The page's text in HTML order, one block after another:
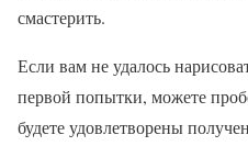
смастерить.
Если вам не удалось
первой попытки, можете
будете удовлетворены